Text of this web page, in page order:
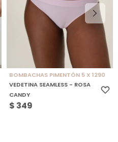
BOMBACHAS PIMENTÓN 5 X 1290
VEDETINA SEAMLESS - ROSA
CANDY
$ 349